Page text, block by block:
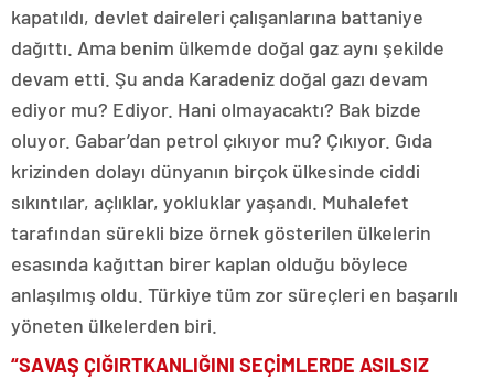
kapatıldı, devlet daireleri çalışanlarına battaniye
dağıttı. Ama benim ülkemde doğal gaz aynı şekilde
devam etti. Şu anda Karadeniz doğal gazı devam
ediyor mu? Ediyor. Hani olmayacaktı? Bak bizde
oluyor. Gabar’dan petrol çıkıyor mu? Çıkıyor. Gıda
krizinden dolayı dünyanın birçok ülkesinde ciddi
sıkıntılar, açlıklar, yokluklar yaşandı. Muhalefet
tarafından sürekli bize örnek gösterilen ülkelerin
esasında kağıttan birer kaplan olduğu böylece
anlaşılmış oldu. Türkiye tüm zor süreçleri en başarılı
yöneten ülkelerden biri.
“SAVAŞ ÇIĞIRTKANLIĞINI SEÇİMLERDE ASILSIZ